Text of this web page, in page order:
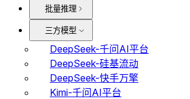
批量推理
三方模型
DeepSeek-千问AI平台
DeepSeek-硅基流动
DeepSeek-快手万擎
Kimi-千问AI平台